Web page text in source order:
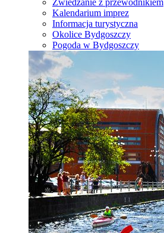
Kalendarium imprez
Informacja turystyczna
Okolice Bydgoszczy
Pogoda w Bydgoszczy